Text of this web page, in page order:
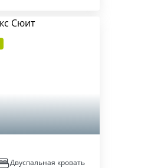
Двуспальная кровать